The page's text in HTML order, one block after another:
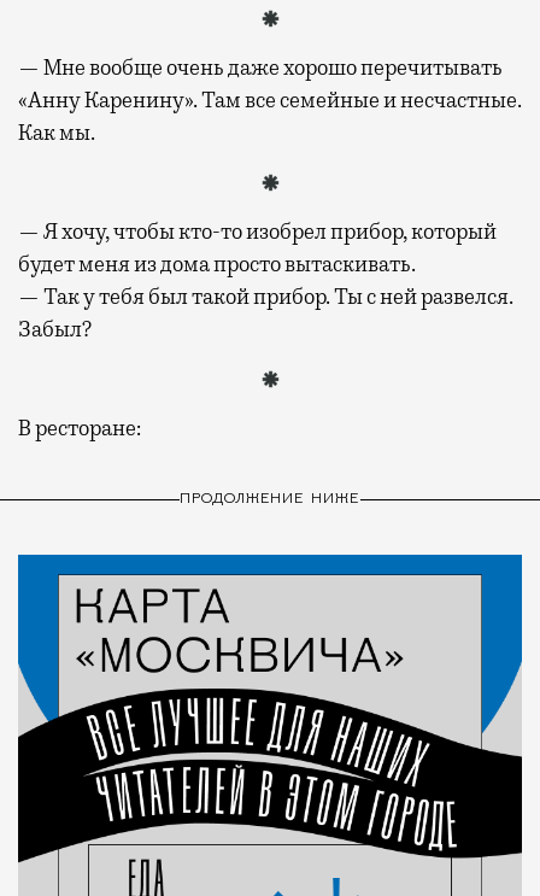
— Мне вообще очень даже хорошо перечитывать
«Анну Каренину». Там все семейные и несчастные.
Как мы.
— Я хочу, чтобы кто-то изобрел прибор, который
будет меня из дома просто вытаскивать.
— Так у тебя был такой прибор. Ты с ней развелся.
Забыл?
В ресторане:
ПРОДОЛЖЕНИЕ НИЖЕ